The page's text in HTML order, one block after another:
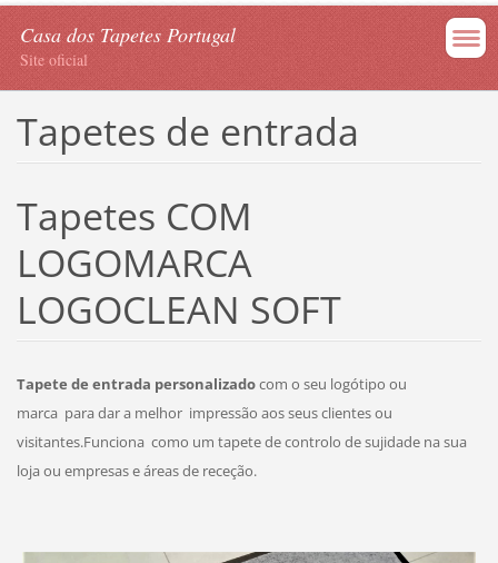
Casa dos Tapetes Portugal
Site oficial
Tapetes de entrada
Tapetes COM
LOGOMARCA
LOGOCLEAN SOFT
Tapete de entrada personalizadocom o seu logótipo ou
marca para dar a melhor impressão aos seus clientes ou
visitantes.Funciona como um tapete de controlo de sujidade na sua
loja ou empresas e áreas de receção.